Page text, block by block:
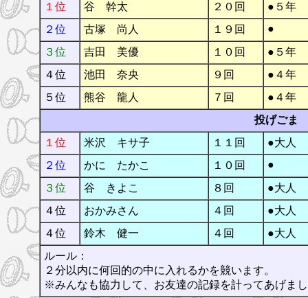
１位
谷 幹太 ２０回
●５年
２位
古塚 尚人 １９回
●
３位
吉田 美優 １０回
●５年
４位
池田 奈央 ９回
●４年
５位
熊谷 龍人 ７回
●４年
投げごま
１位
米沢 キサ子 １１回
●大人
２位
かに たかこ １０回
●
３位
谷 きよこ ８回
●大人
４位
おかみさん ４回
●大人
４位
鈴木 健一 ４回
●大人
ルール：
２分以内に何回的の中に入れるかを競います。
※みんなも協力して、お友達の記録を計ってあげま